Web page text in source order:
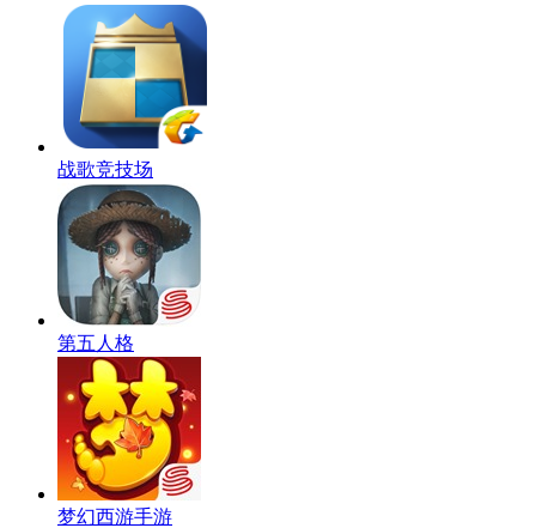
战歌竞技场
第五人格
梦幻西游手游